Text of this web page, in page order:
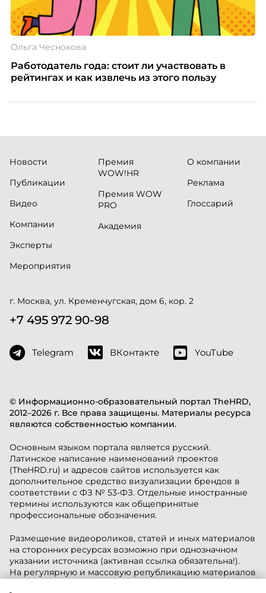
Ольга Чеснокова
Работодатель года: стоит ли участвовать в
рейтингах и как извлечь из этого пользу
© Информационно-образовательный портал TheHRD,
2012–2026 г. Все права защищены. Материалы ресурса
являются собственностью компании.
Основным языком портала является русский.
Латинское написание наименований проектов
(TheHRD.ru) и адресов сайтов используется как
дополнительное средство визуализации брендов в
соответствии с ФЗ № 53-ФЗ. Отдельные иностранные
термины используются как общепринятые
профессиональные обозначения.
Размещение видеороликов, статей и иных материалов
на сторонних ресурсах возможно при однозначном
указании источника (активная ссылка обязательна!).
На регулярную и массовую републикацию материалов
Новости
Публикации
Видео
Компании
Эксперты
Мероприятия
Премия
WOW!HR
Премия WOW
PRO
Академия
О компании
Реклама
Глоссарий
г. Москва, ул. Кременчугская, дом 6, кор. 2
+7 495 972 90-98
Telegram ВКонтакте YouTube